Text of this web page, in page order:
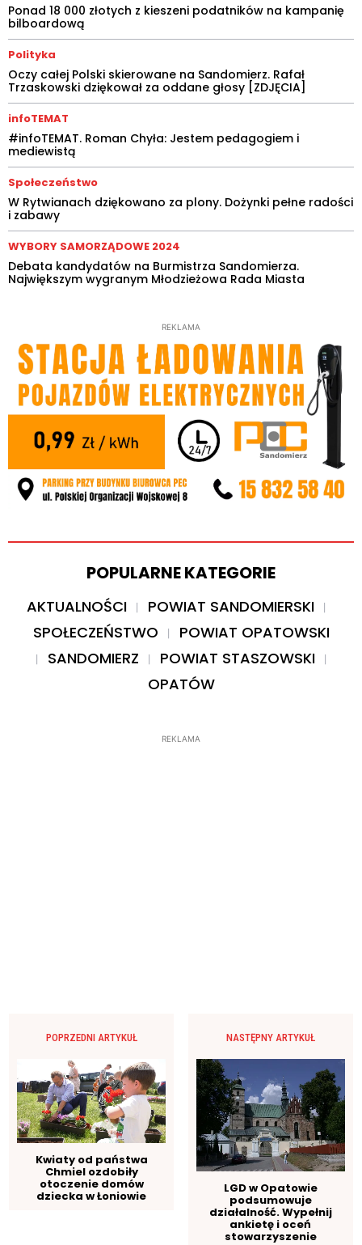
Ponad 18 000 złotych z kieszeni podatników na kampanię
bilboardową
Polityka
Oczy całej Polski skierowane na Sandomierz. Rafał
Trzaskowski dziękował za oddane głosy [ZDJĘCIA]
infoTEMAT
#infoTEMAT. Roman Chyła: Jestem pedagogiem i
mediewistą
Społeczeństwo
W Rytwianach dziękowano za plony. Dożynki pełne radości
i zabawy
WYBORY SAMORZĄDOWE 2024
Debata kandydatów na Burmistrza Sandomierza.
Największym wygranym Młodzieżowa Rada Miasta
REKLAMA
POPULARNE KATEGORIE
AKTUALNOŚCI
POWIAT SANDOMIERSKI
SPOŁECZEŃSTWO
POWIAT OPATOWSKI
SANDOMIERZ
POWIAT STASZOWSKI
OPATÓW
REKLAMA
POPRZEDNI ARTYKUŁ
Kwiaty od państwa
Chmiel ozdobiły
otoczenie domów
dziecka w Łoniowie
NASTĘPNY ARTYKUŁ
LGD w Opatowie
podsumowuje
działalność. Wypełnij
ankietę i oceń
stowarzyszenie